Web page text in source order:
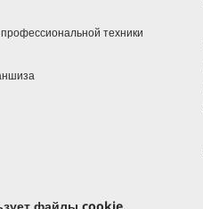
техники